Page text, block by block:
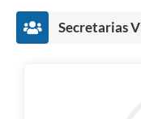
Secretarias